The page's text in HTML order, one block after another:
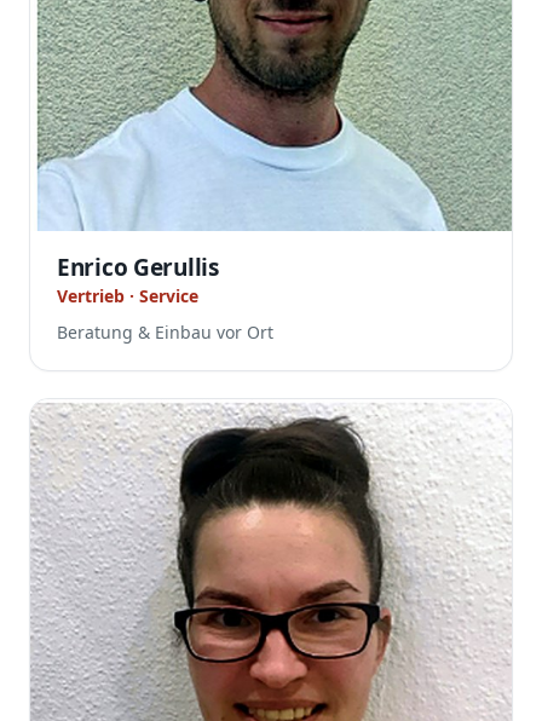
Enrico Gerullis
Vertrieb · Service
Beratung & Einbau vor Ort